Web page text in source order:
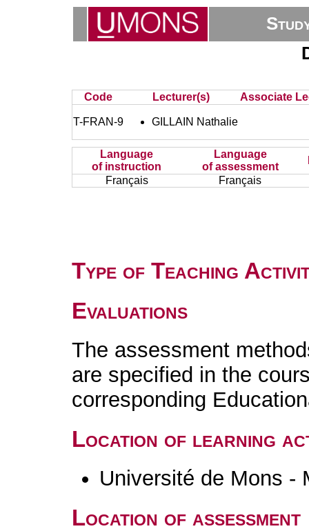
Code Lecturer(s) Associate
T-FRAN-9 GILLAIN Nathalie
Language
of instruction
Language
of assessment
Français
Français
Type of Teaching
Evaluations
The assessment
are specified in the
corresponding
Location of learning
Université de Mons -
Location of assessment